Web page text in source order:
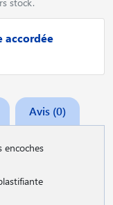
accordée
Avis (0)
encoches